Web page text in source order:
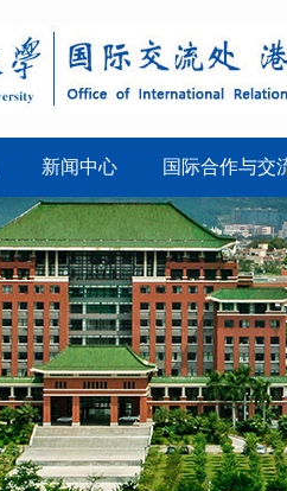
新闻中心 国际合作与交